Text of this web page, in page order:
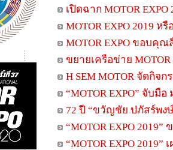
เปิดฉาก MOTOR
MOTOR EXPO 2019
MOTOR EXPO ขอบคุ
ขยายเครือข่าย MOTOR
H SEM MOTOR จัดกิจ
“MOTOR EXPO” จับมื
72 ปี “ขวัญชัย ปภัสร์พง
“MOTOR EXPO
“MOTOR EXPO